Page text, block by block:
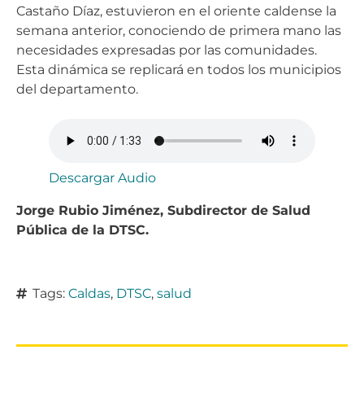
Castaño Díaz, estuvieron en el oriente caldense la
semana anterior, conociendo de primera mano las
necesidades expresadas por las comunidades.
Esta dinámica se replicará en todos los municipios
del departamento.
Descargar Audio
Jorge Rubio Jiménez, Subdirector de Salud
Pública de la DTSC.
Tags: Caldas, DTSC, salud